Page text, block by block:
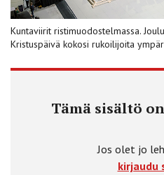
Kuntaviirit ristimuodostelmassa.
Kristuspäivä kokosi rukoilijoita
Tämä sisältö
Jos olet jo
kirjaudu